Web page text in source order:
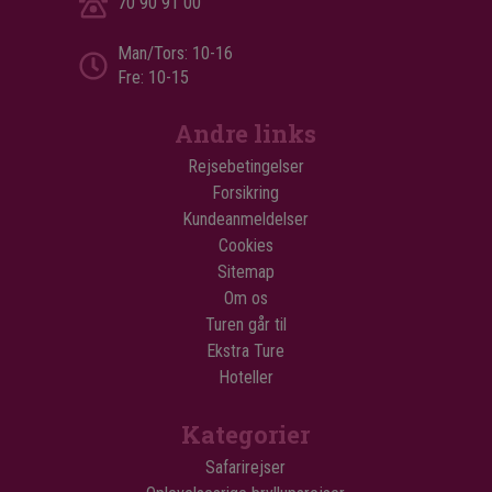
Man/Tors: 10-16
Fre: 10-15
Andre links
Rejsebetingelser
Forsikring
Kundeanmeldelser
Cookies
Sitemap
Om os
Turen går til
Ekstra Ture
Hoteller
Kategorier
Safarirejser